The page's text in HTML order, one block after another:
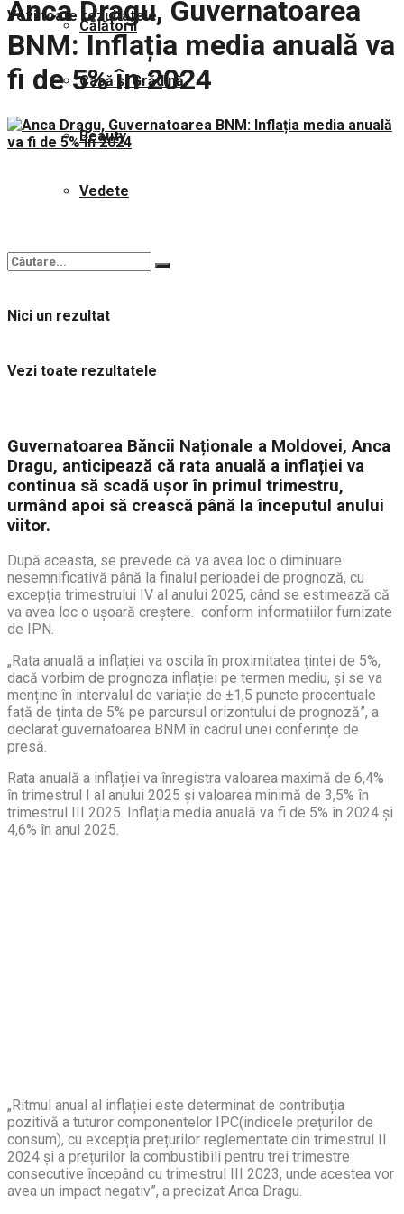
Călătorii
Casă și Grădină
Beauty
Vedete
Nici un rezultat
Vezi toate rezultatele
Vezi toate rezultatele
Anca Dragu, Guvernatoarea
BNM: Inflația media anuală va
fi de 5% în 2024
Guvernatoarea Băncii Naționale a Moldovei, Anca
Dragu, anticipează că rata anuală a inflației va
continua să scadă ușor în primul trimestru,
urmând apoi să crească până la începutul anului
viitor.
După aceasta, se prevede că va avea loc o diminuare
nesemnificativă până la finalul perioadei de prognoză, cu
excepția trimestrului IV al anului 2025, când se estimează că
va avea loc o ușoară creștere. conform informațiilor furnizate
de IPN.
„Rata anuală a inflației va oscila în proximitatea țintei de 5%,
dacă vorbim de prognoza inflației pe termen mediu, și se va
menține în intervalul de variație de ±1,5 puncte procentuale
față de ținta de 5% pe parcursul orizontului de prognoză”, a
declarat guvernatoarea BNM în cadrul unei conferințe de
presă.
Rata anuală a inflației va înregistra valoarea maximă de 6,4%
în trimestrul I al anului 2025 și valoarea minimă de 3,5% în
trimestrul III 2025. Inflația media anuală va fi de 5% în 2024 și
4,6% în anul 2025.
„Ritmul anual al inflației este determinat de contribuția
pozitivă a tuturor componentelor IPC(indicele prețurilor de
consum), cu excepția prețurilor reglementate din trimestrul II
2024 și a prețurilor la combustibili pentru trei trimestre
consecutive începând cu trimestrul III 2023, unde acestea vor
avea un impact negativ”, a precizat Anca Dragu.